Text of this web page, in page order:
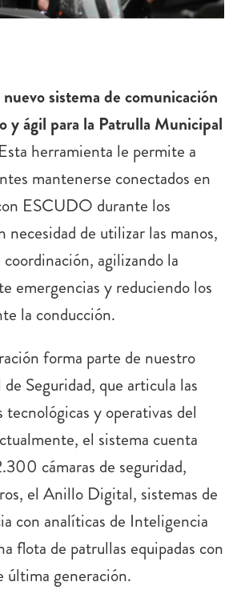
nuevo sistema de comunicación
y ágil para la Patrulla Municipal
herramienta le permite a
mantenerse conectados en
ESCUDO durante los
necesidad de utilizar las manos,
agilizando la
emergencias y reduciendo los
la conducción.
forma parte de nuestro
Seguridad, que articula las
y operativas del
el sistema cuenta
cámaras de seguridad,
el Anillo Digital, sistemas de
con analíticas de Inteligencia
flota de patrullas equipadas con
última generación.